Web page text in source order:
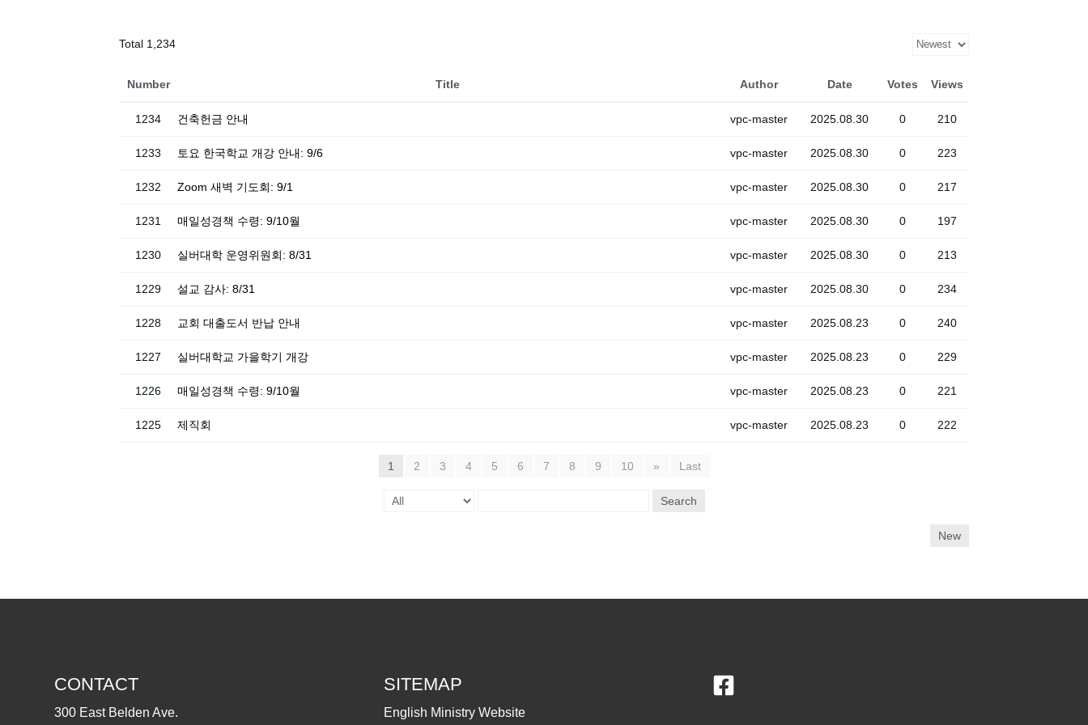
Total 1,234
Number Title Author Date Votes Views
1234 건축헌금 안내 vpc-master 2025.08.30 0 210
1233 토요 한국학교 개강 안내: 9/6 vpc-master 2025.08.30 0 223
1232 Zoom 새벽 기도회: 9/1 vpc-master 2025.08.30 0 217
1231 매일성경책 수령: 9/10월 vpc-master 2025.08.30 0 197
1230 실버대학 운영위원회: 8/31 vpc-master 2025.08.30 0 213
1229 설교 감사: 8/31 vpc-master 2025.08.30 0 234
1228 교회 대출도서 반납 안내 vpc-master 2025.08.23 0 240
1227 실버대학교 가을학기 개강 vpc-master 2025.08.23 0 229
1226 매일성경책 수령: 9/10월 vpc-master 2025.08.23 0 221
1225 제직회 vpc-master 2025.08.23 0 222
1 2 3 4 5 6 7 8 9 10 » Last
Search
New
CONTACT
300 East Belden Ave.
SITEMAP
English Ministry Website